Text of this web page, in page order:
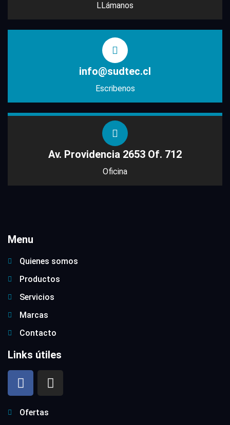
LLámanos
info@sudtec.cl
Escribenos
Av. Providencia 2653 Of. 712
Oficina
Menu
Quienes somos
Productos
Servicios
Marcas
Contacto
Links útiles
Ofertas